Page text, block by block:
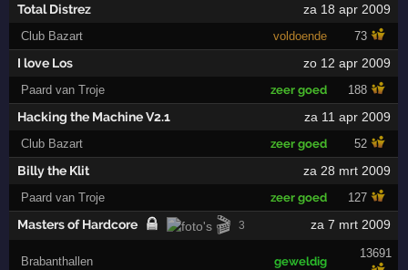
Total Distrez za 18 apr 2009
Club Bazart voldoende 73
I love Los zo 12 apr 2009
Paard van Troje zeer goed 188
Hacking the Machine V2.1 za 11 apr 2009
Club Bazart zeer goed 52
Billy the Klit za 28 mrt 2009
Paard van Troje zeer goed 127
Masters of Hardcore 🎬 3 za 7 mrt 2009
Brabanthallen geweldig
13691